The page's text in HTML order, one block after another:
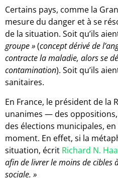
Certains pays, comme la
mesure du danger et à se
de la situation. Soit qu’ils
groupe »(concept dérivé de
contracte la maladie, alors se
contamination). Soit qu’ils
sanitaires.
En France, le président de
unanimes — des
des élections municipales,
moment. En effet, si la
situation, écrit Richard N.
afin de livrer le moins de cibles
sociale. »